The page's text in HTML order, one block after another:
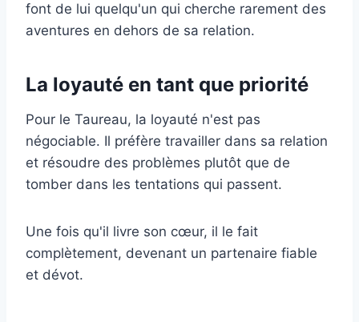
font de lui quelqu'un qui cherche rarement des
aventures en dehors de sa relation.
La loyauté en tant que priorité
Pour le Taureau, la loyauté n'est pas
négociable. Il préfère travailler dans sa relation
et résoudre des problèmes plutôt que de
tomber dans les tentations qui passent.
Une fois qu'il livre son cœur, il le fait
complètement, devenant un partenaire fiable
et dévot.